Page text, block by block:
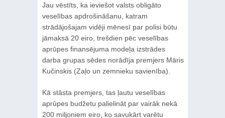
Jau vēstīts, ka ieviešot valsts obligāto
veselības apdrošināšanu, katram
strādājošajam vidēji mēnesī par polisi būtu
jāmaksā 20 eiro, trešdien pēc veselības
aprūpes finansējuma modeļa izstrādes
darba grupas sēdes norādīja premjers Māris
Kučinskis (Zaļo un zemnieku savienība).
Kā stāsta premjers, tas ļautu veselības
aprūpes budžetu palielināt par vairāk nekā
200 miljoniem eiro, ko savukārt varētu